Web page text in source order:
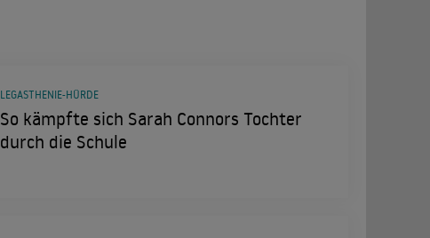
So kämpfte sich Sarah Connors Tochter
durch die Schule
LEGASTHENIE-HÜRDE